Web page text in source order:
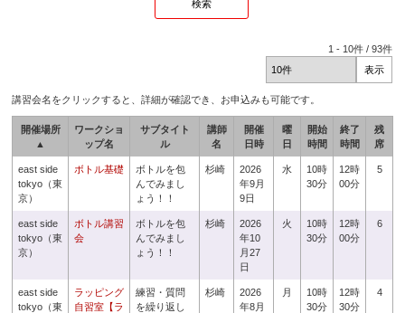
1 - 10件 /93件
講習会名をクリックすると、詳細が確認でき、お申込みも可能です。
開催場所
▲
ワークショ
ップ名
サブタイト
ル
講師
名
開催
日時
曜
日
開始
時間
終了
時間
残
席
east side
tokyo（東
京）
ボトル基礎
ボトルを包
んでみまし
ょう！！
杉崎
2026
年9月
9日
水
10時
30分
12時
00分
5
east side
tokyo（東
京）
ボトル講習
会
ボトルを包
んでみまし
ょう！！
杉崎
2026
年10
月27
日
火
10時
30分
12時
00分
6
east side
tokyo（東
ラッピング
自習室【ラ
練習・質問
を繰り返し
杉崎
2026
年8月
月
10時
30分
12時
30分
4